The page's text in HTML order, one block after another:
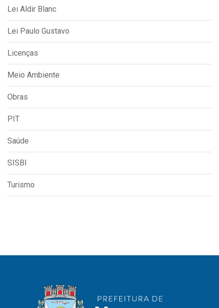
Lei Aldir Blanc
Lei Paulo Gustavo
Licenças
Meio Ambiente
Obras
PIT
Saúde
SISBI
Turismo